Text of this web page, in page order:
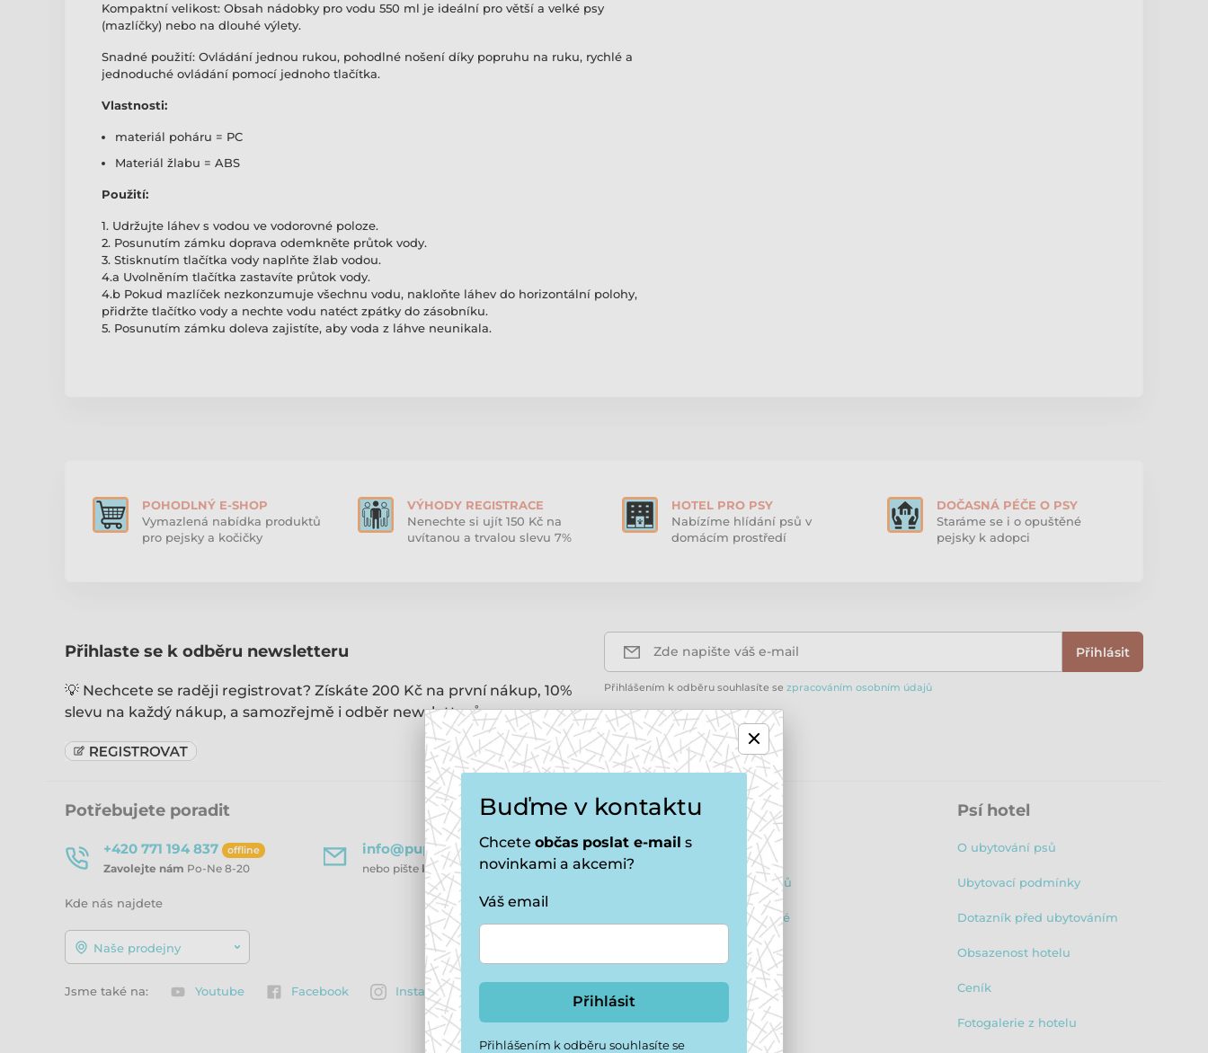
Kompaktní velikost: Obsah nádobky pro vodu 550 ml je ideální pro větší a velké psy
(mazlíčky) nebo na dlouhé výlety.
Snadné použití: Ovládání jednou rukou, pohodlné nošení díky popruhu na ruku, rychlé a
jednoduché ovládání pomocí jednoho tlačítka.
Vlastnosti:
materiál poháru = PC
Materiál žlabu = ABS
Použití:
1. Udržujte láhev s vodou ve vodorovné poloze.
2. Posunutím zámku doprava odemkněte průtok vody.
3. Stisknutím tlačítka vody naplňte žlab vodou.
4.a Uvolněním tlačítka zastavíte průtok vody.
4.b Pokud mazlíček nezkonzumuje všechnu vodu, nakloňte láhev do horizontální polohy,
přidržte tlačítko vody a nechte vodu natéct zpátky do zásobníku.
5. Posunutím zámku doleva zajistíte, aby voda z láhve neunikala.
POHODLNÝ E-SHOP
Vymazlená nabídka produktů
pro pejsky a kočičky
VÝHODY REGISTRACE
Nenechte si ujít 150 Kč na
uvítanou a trvalou slevu 7%
HOTEL PRO PSY
Nabízíme hlídání psů v
domácím prostředí
DOČASNÁ PÉČE O PSY
Staráme se i o opuštěné
pejsky k adopci
Přihlaste se k odběru newsletteru
💡 Nechcete se raději registrovat? Získáte 200 Kč na první nákup, 10%
slevu na každý nákup, a samozřejmě i odběr newsletterů.
Zde napište váš e-mail Přihlásit
Přihlášením k odběru souhlasíte se zpracováním osobním údajů
Potřebujete poradit
+420 771 194 837 offline
Zavolejte nám Po-Ne 8-20
info@puppydaycare.cz
nebo pište kdykoliv
Kde nás najdete
Naše prodejny
Jsme také na: Youtube Facebook Instagram
E-shop
Obchodní podmínky
Ochrana osobních údajů
Výhody pro registrované
Dárkové poukazy
Psí hotel
O ubytování psů
Ubytovací podmínky
Dotazník před ubytováním
Obsazenost hotelu
Ceník
Fotogalerie z hotelu
Buďme v kontaktu
Chcete občas poslat e-mail s
novinkami a akcemi?
Váš email
Přihlásit
Přihlášením k odběru souhlasíte se